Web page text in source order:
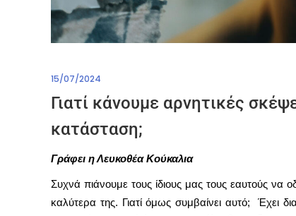
15/07/2024
Γιατί κάνουμε αρνητικές
κατάσταση;
Γράφει η Λευκοθέα Κούκαλια
Συχνά πιάνουμε τους ίδιους μας τους εαυτούς να
καλύτερα της. Γιατί όμως συμβαίνει αυτό; Έχει